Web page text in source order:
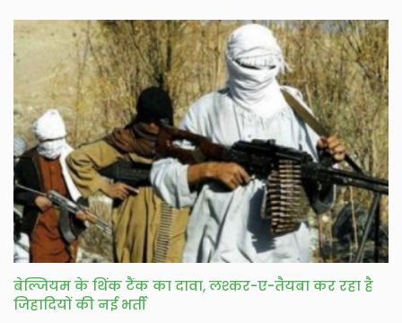
बेल्जियम के थिंक टैंक का दावा, लश्कर-ए-तैयबा कर रहा है
जिहादियों की नई भर्ती